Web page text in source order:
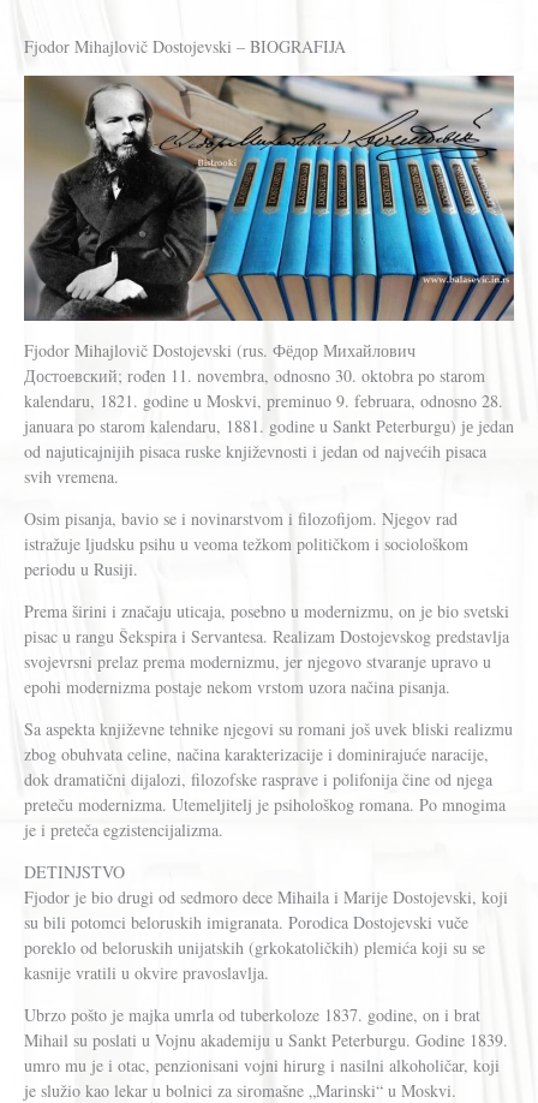
Fjodor Mihajlovič Dostojevski – BIOGRAFIJA
Fjodor Mihajlovič Dostojevski (rus. Фёдор Михайлович
Достоевский; rođen 11. novembra, odnosno 30. oktobra po starom
kalendaru, 1821. godine u Moskvi, preminuo 9. februara, odnosno 28.
januara po starom kalendaru, 1881. godine u Sankt Peterburgu) је jedan
od najuticajnijih pisaca ruske književnosti i jedan od najvećih pisaca
svih vremena.
Osim pisanja, bavio se i novinarstvom i filozofijom. Njegov rad
istražuje ljudsku psihu u veoma težkom političkom i sociološkom
periodu u Rusiji.
Prema širini i značaju uticaja, posebno u modernizmu, on je bio svetski
pisac u rangu Šekspira i Servantesa. Realizam Dostojevskog predstavlja
svojevrsni prelaz prema modernizmu, jer njegovo stvaranje upravo u
epohi modernizma postaje nekom vrstom uzora načina pisanja.
Sa aspekta književne tehnike njegovi su romani još uvek bliski realizmu
zbog obuhvata celine, načina karakterizacije i dominirajuće naracije,
dok dramatični dijalozi, filozofske rasprave i polifonija čine od njega
preteču modernizma. Utemeljitelj je psihološkog romana. Po mnogima
je i preteča egzistencijalizma.
DETINJSTVO
Fjodor je bio drugi od sedmoro dece Mihaila i Marije Dostojevski, koji
su bili potomci beloruskih imigranata. Porodica Dostojevski vuče
poreklo od beloruskih unijatskih (grkokatoličkih) plemića koji su se
kasnije vratili u okvire pravoslavlja.
Ubrzo pošto je majka umrla od tuberkoloze 1837. godine, on i brat
Mihail su poslati u Vojnu akademiju u Sankt Peterburgu. Godine 1839.
umro mu je i otac, penzionisani vojni hirurg i nasilni alkoholičar, koji
je služio kao lekar u bolnici za siromašne „Marinski“ u Moskvi.